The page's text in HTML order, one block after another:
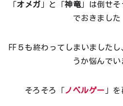
「オメガ 」と「神竜」は倒せそ
でおきました
FF５も終わってしまいました
うか悩んでい
そろそろ「ノベルゲー 」